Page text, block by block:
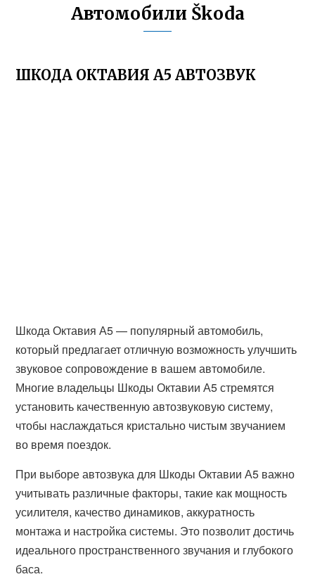
Автомобили Škoda
ШКОДА ОКТАВИЯ А5 АВТОЗВУК
Шкода Октавия А5 — популярный автомобиль,
который предлагает отличную возможность улучшить
звуковое сопровождение в вашем автомобиле.
Многие владельцы Шкоды Октавии А5 стремятся
установить качественную автозвуковую систему,
чтобы наслаждаться кристально чистым звучанием
во время поездок.
При выборе автозвука для Шкоды Октавии А5 важно
учитывать различные факторы, такие как мощность
усилителя, качество динамиков, аккуратность
монтажа и настройка системы. Это позволит достичь
идеального пространственного звучания и глубокого
баса.